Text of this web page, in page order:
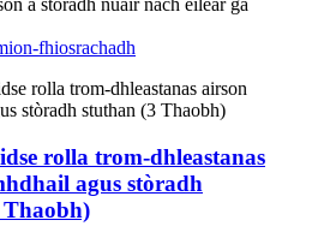
a stòradh nuair nach eilear ga
fhiosrachadh
rolla trom-dhleastanas
agus stòradh